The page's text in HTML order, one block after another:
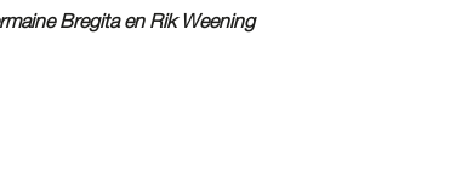
Bregita en Rik Weening